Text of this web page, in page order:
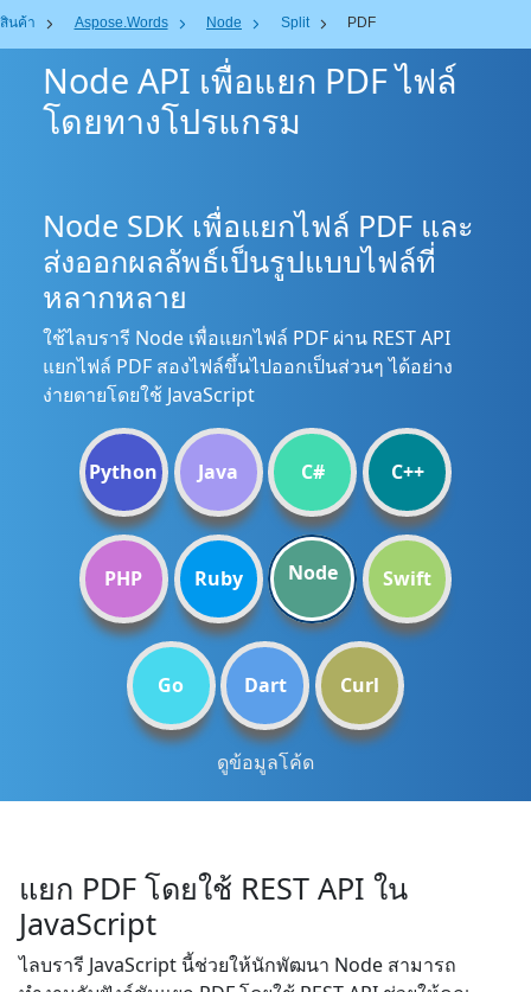
สินค้า Aspose.Words Node Split PDF
Node API เพื่อแยก PDF ไฟล์
โดยทางโปรแกรม
Node SDK เพื่อแยกไฟล์ PDF และ
ส่งออกผลลัพธ์เป็นรูปแบบไฟล์ที่
หลากหลาย
ใช้ไลบรารี Node เพื่อแยกไฟล์ PDF ผ่าน REST API
แยกไฟล์ PDF สองไฟล์ขึ้นไปออกเป็นส่วนๆ ได้อย่าง
ง่ายดายโดยใช้ JavaScript
Python Java C# C++
PHP Ruby Node Swift
Go Dart Curl
ดูข้อมูลโค้ด
แยก PDF โดยใช้ REST API ใน
JavaScript
ไลบรารี JavaScript นี้ช่วยให้นักพัฒนา Node สามารถ